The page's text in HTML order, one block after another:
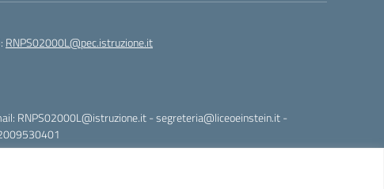
RNPS02000L@pec.istruzione.it
RNPS02000L@istruzione.it - segreteria@liceoeinstein.it -